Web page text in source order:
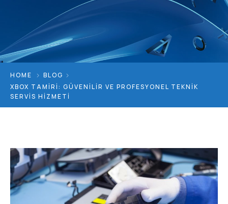
HOME
BLOG
XBOX TAMIRI: GÜVENILIR VE PROFESYONEL TEKNIK
SERVIS HIZMETI